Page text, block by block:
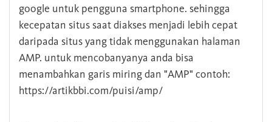
google untuk pengguna smartphone. sehingga
kecepatan situs saat diakses menjadi lebih cepat
daripada situs yang tidak menggunakan halaman
AMP. untuk mencobanyanya anda bisa
menambahkan garis miring dan "AMP" contoh:
https://artikbbi.com/puisi/amp/